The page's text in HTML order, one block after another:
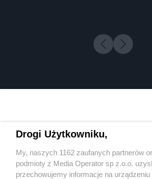
Wydawca mediów lokalnych
Drogi Użytkowniku,
My, naszych 1162 zaufanych partnerów
podmioty z Media Operator sp z.o.o.
przechowujemy informacje na urządzeniu